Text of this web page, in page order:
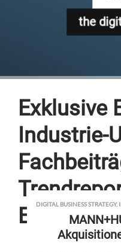
Exklusive
Industrie-
Experten-
DIGITAL BUSINESS STRATEGY,